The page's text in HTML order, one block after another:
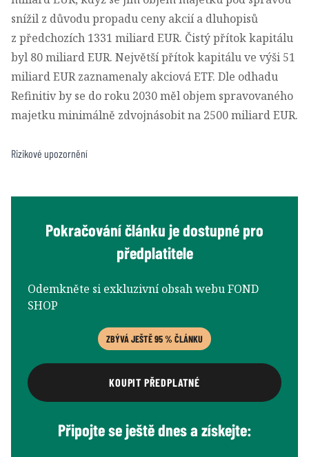
snížil z důvodu propadu ceny akcií a dluhopisů
z předchozích 1331 miliard EUR. Čistý přítok kapitálu
byl 80 miliard EUR. Největší přítok kapitálu ve výši 51
miliard EUR zaznamenaly akciová ETF. Dle odhadu
Refinitiv by se do roku 2030 měl objem spravovaného
majetku minimálně zdvojnásobit na 2500 miliard EUR.
Rizikové upozornění
Pokračování článku je dostupné pro
předplatitele
Odemkněte si exkluzivní obsah webu FOND
SHOP
ZBÝVÁ JEŠTĚ 95 % ČLÁNKU
KOUPIT PŘEDPLATNÉ
Připojte se ještě dnes a získejte: